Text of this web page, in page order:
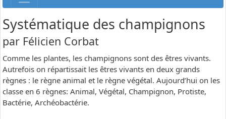
Systématique des champignons
par Félicien Corbat
Comme les plantes, les champignons sont des êtres vivants.
Autrefois on répartissait les êtres vivants en deux grands
règnes : le règne animal et le règne végétal. Aujourd’hui on les
classe en 6 règnes: Animal, Végétal, Champignon, Protiste,
Bactérie, Archéobactérie.